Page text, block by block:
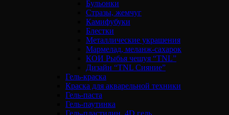
Бульонки
Стразы, жемчуг
Камифубуки
Блестки
Металлические украшения
Мармелад, меланж-сахарок
КОИ Рыбья чешуя “TNL”
Дизайн “TNL Сияние”
Гель-краска
Краска для акварельной техники
Гель-паста
Гель-паутинка
Гель-пластилин, 4D гель